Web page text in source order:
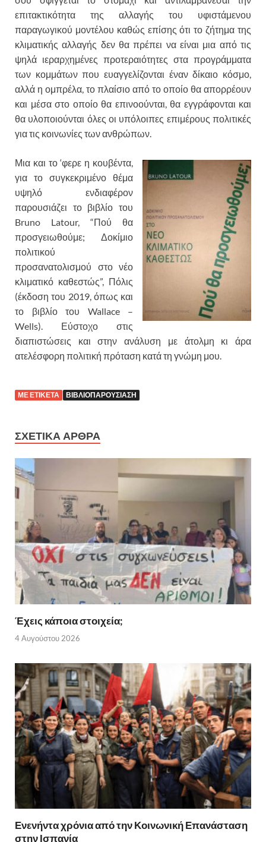
επιτακτικότητα της αλλαγής του υφιστάμενου
παραγωγικού μοντέλου καθώς επίσης ότι το ζήτημα της
κλιματικής αλλαγής δεν θα πρέπει να είναι μια από τις
ψηλά ιεραρχημένες προτεραιότητες στα προγράμματα
των κομμάτων που ευαγγελίζονται έναν δίκαιο κόσμο,
αλλά η ομπρέλα, το πλαίσιο από το οποίο θα απορρέουν
και μέσα στο οποίο θα επινοούνται, θα εγγράφονται και
θα υλοποιούνται όλες οι υπόλοιπες επιμέρους πολιτικές
για τις κοινωνίες των ανθρώπων.
Μια και το ‘φερε η κουβέντα,
για το συγκεκριμένο θέμα
υψηλό ενδιαφέρον
παρουσιάζει το βιβλίο του
Bruno Latour, “Πού θα
προσγειωθούμε; Δοκίμιο
πολιτικού
προσανατολισμού στο νέο
κλιματικό καθεστώς”, Πόλις
(έκδοση του 2019, όπως και
το βιβλίο του Wallace –
Wells). Εύστοχο στις
διαπιστώσεις και στην ανάλυση με άτολμη κι άρα
ατελέσφορη πολιτική πρόταση κατά τη γνώμη μου.
ΜΕ ΕΤΙΚΕΤΑ ΒΙΒΛΙΟΠΑΡΟΥΣΙΑΣΗ
ΣΧΕΤΙΚΑ ΑΡΘΡΑ
Έχεις κάποια στοιχεία;
4 Αυγούστου 2026
Ενενήντα χρόνια από την Κοινωνική Επανάσταση
στην Ισπανία